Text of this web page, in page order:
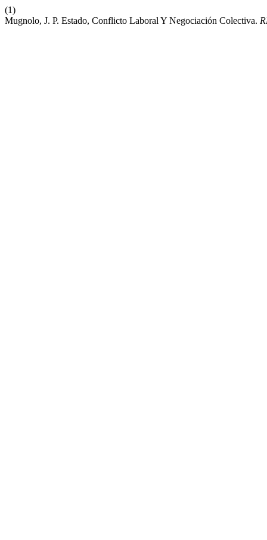
(1)
Mugnolo, J. P. Estado, Conflicto Laboral Y Negociación Colectiva.